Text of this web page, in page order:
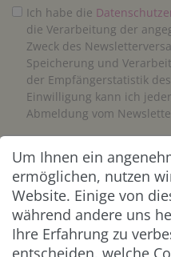
Ich habe die
die Verarbeitung der
Zweck des
Speicherung und
der Empfängerstatistik
Einwilligung kann ich
Abmeldung vom
** Hierbei
ZAHLUNG & VERSAND
Um Ihnen ein
ermöglichen, nutzen
Website. Einige von
während andere uns
Ihre Erfahrung zu
entscheiden, welche